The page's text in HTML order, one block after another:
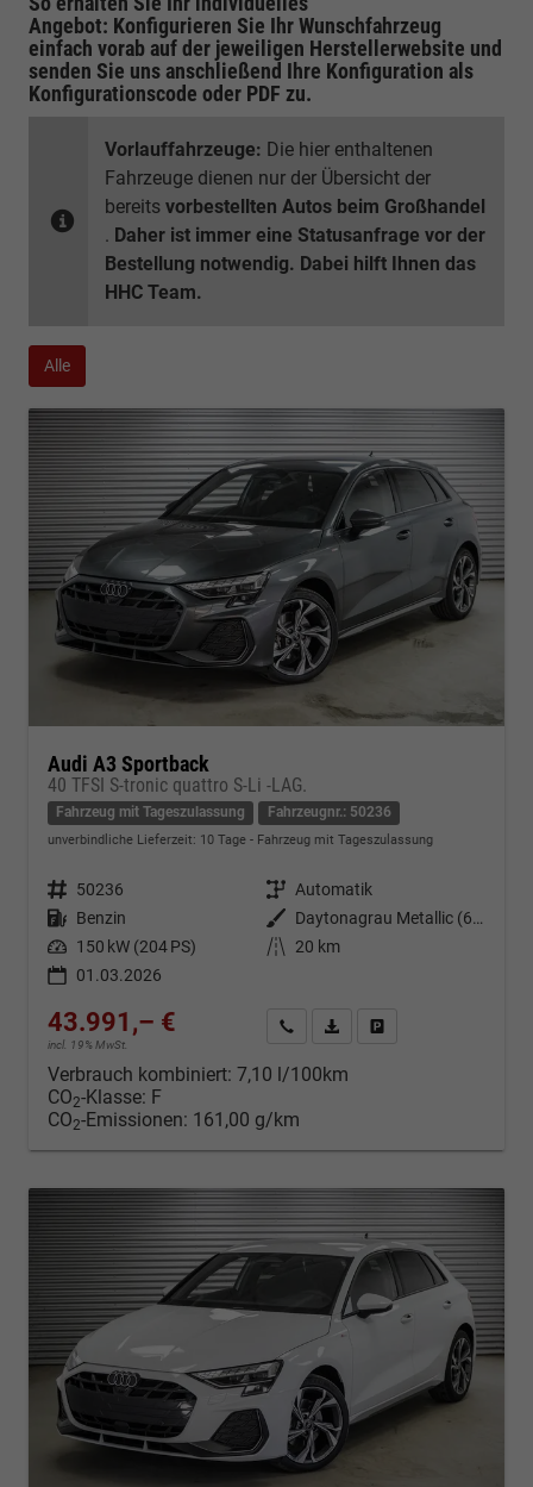
Angebot: Konfigurieren Sie Ihr Wunschfahrzeug
einfach vorab auf der jeweiligen Herstellerwebsite und
senden Sie uns anschließend Ihre Konfiguration als
Konfigurationscode oder PDF zu.
Vorlauffahrzeuge: Die hier enthaltenen
Fahrzeuge dienen nur der Übersicht der
bereits vorbestellten Autos beim Großhandel
. Daher ist immer eine Statusanfrage vor der
Bestellung notwendig. Dabei hilft Ihnen das
HHC Team.
Alle
Audi A3 Sportback
40 TFSI S-tronic quattro S-Li -LAG.
Fahrzeug mit Tageszulassung Fahrzeugnr.: 50236
unverbindliche Lieferzeit: 10 Tage Fahrzeug mit Tageszulassung
Fahrzeugnr. 50236 Getriebe Automatik
Kraftstoff Benzin Außenfarbe
Daytonagrau Metallic (6Y)
Leistung 150 kW (204 PS) Kilometerstand
20 km
01.03.2026
43.991,– €
incl. 19% MwSt.
Kontakt & Angebot anfordern
PDF-Datei, Fahrzeugexposé
Verbrauch kombiniert: 7,10 l/100km
CO2-Klasse: F
CO2-Emissionen: 161,00 g/km